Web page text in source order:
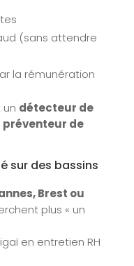
(sans attendre
la rémunération
un détecteur de
préventeur de
sur des bassins
Brest ou
plus « un
en entretien RH